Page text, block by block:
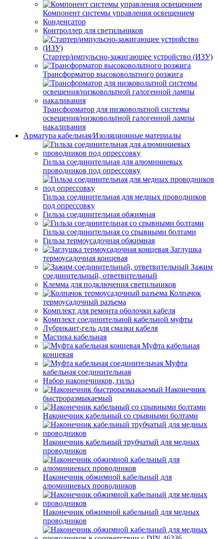
Компонент системы управления освещением
Конденсатор
Контроллер для светильников
Стартер/импульсно-зажигающее устройство (ИЗУ)
Трансформатор высоковольтного розжига
Трансформатор для низковольтной системы
освещения/низковольтной галогенной лампы
накаливания
Арматура кабельная/Изоляционные материалы
Гильза соединительная для алюминиевых
проводников под опрессовку
Гильза соединительная для медных проводников
под опрессовку
Гильза соединительная обжимная
Гильза соединительная со срывными болтами
Гильза термоусадочная обжимная
Заглушка
термоусадочная концевая
Зажим
соединительный, ответвительный
Клемма для подключения светильников
Колпачок
термоусадочный разъема
Комплект для ремонта оболочки кабеля
Комплект соединительной кабельной муфты
Лубрикант-гель для смазки кабеля
Мастика кабельная
Муфта кабельная
концевая
Муфта
кабельная соединительная
Набор наконечников, гильз
Наконечник
быстроразмыкаемый
Наконечник кабельный со срывными болтами
Наконечник кабельный трубчатый для медных
проводников
Наконечник обжимной кабельный для
алюминиевых проводников
Наконечник обжимной кабельный для медных
проводников